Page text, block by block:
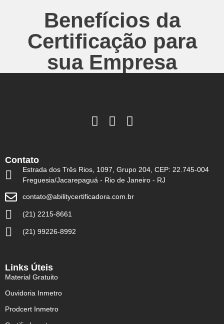
Benefícios da
Certificação para
sua Empresa
Contato
Estrada dos Três Rios, 1097, Grupo 204, CEP: 22.745-004
Freguesia/Jacarepaguá - Rio de Janeiro - RJ
contato@abilitycertificadora.com.br
(21) 2215-8661
(21) 99226-8992
Links Úteis
Material Gratuito
Ouvidoria Inmetro
Prodcert Inmetro